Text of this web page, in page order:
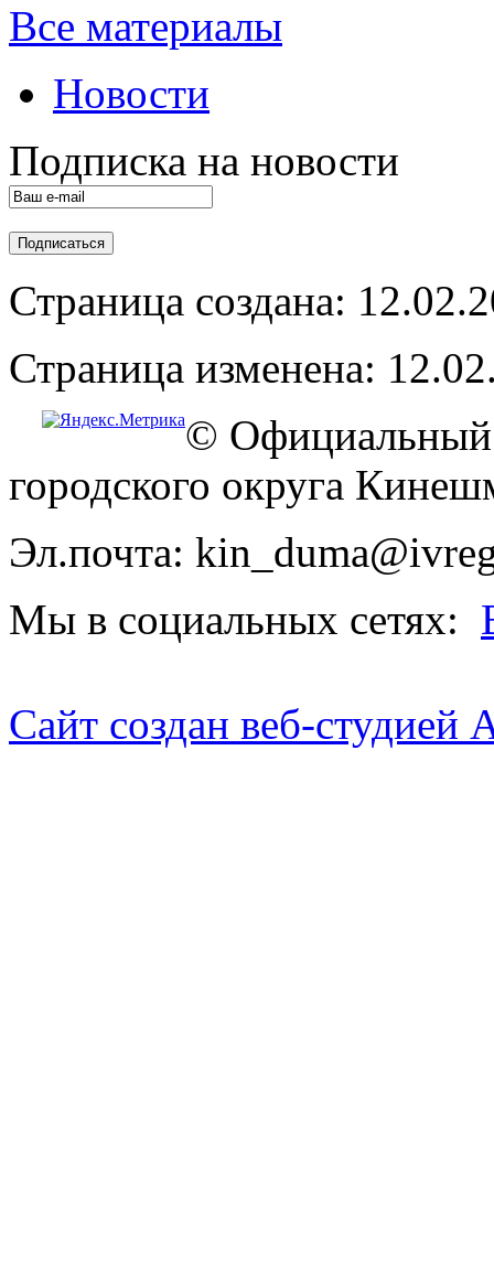
Все материалы
Новости
Подписка на новости
Страница создана:
Страница изменена:
© Официальный
городского округа
Эл.почта:
Мы в социальных сетях:
Сайт создан веб-студией